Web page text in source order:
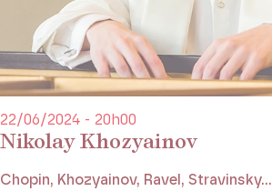
Nikolay Khozyainov
22/06/2024 - 20h00
Chopin, Khozyainov, Ravel, Stravinsky...